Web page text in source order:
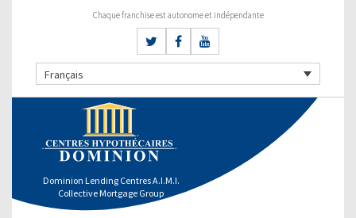
Chaque franchise est autonome et indépendante
Français
Dominion Lending Centres A.I.M.I.
Collective Mortgage Group